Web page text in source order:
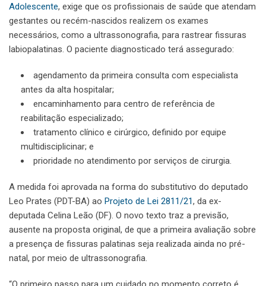
Adolescente, exige que os profissionais de saúde que atendam
gestantes ou recém-nascidos realizem os exames
necessários, como a ultrassonografia, para rastrear fissuras
labiopalatinas. O paciente diagnosticado terá assegurado:
agendamento da primeira consulta com especialista
antes da alta hospitalar;
encaminhamento para centro de referência de
reabilitação especializado;
tratamento clínico e cirúrgico, definido por equipe
multidisciplicinar; e
prioridade no atendimento por serviços de cirurgia.
A medida foi aprovada na forma do substitutivo do deputado
Leo Prates (PDT-BA) ao Projeto de Lei 2811/21, da ex-
deputada Celina Leão (DF). O novo texto traz a previsão,
ausente na proposta original, de que a primeira avaliação sobre
a presença de fissuras palatinas seja realizada ainda no pré-
natal, por meio de ultrassonografia.